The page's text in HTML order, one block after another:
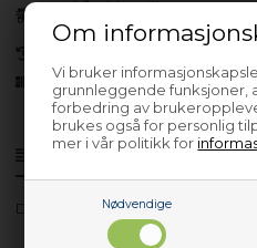
Om
Vi bruker
grunnleggende funksjoner,
forbedring av
brukes også for personlig
mer i vår politikk for
Nødvendige
Produktinfo
DS 4010
Forhåndsbestill
(Lev. 4-6 virkedager.
Les her
)
Siden 2013